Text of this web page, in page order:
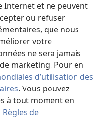
Internet et ne peuvent
ou refuser
que nous
votre
ne sera jamais
marketing. Pour en
d’utilisation des
. Vous pouvez
à tout moment en
Règles de
Tract Society of Pennsylvania.